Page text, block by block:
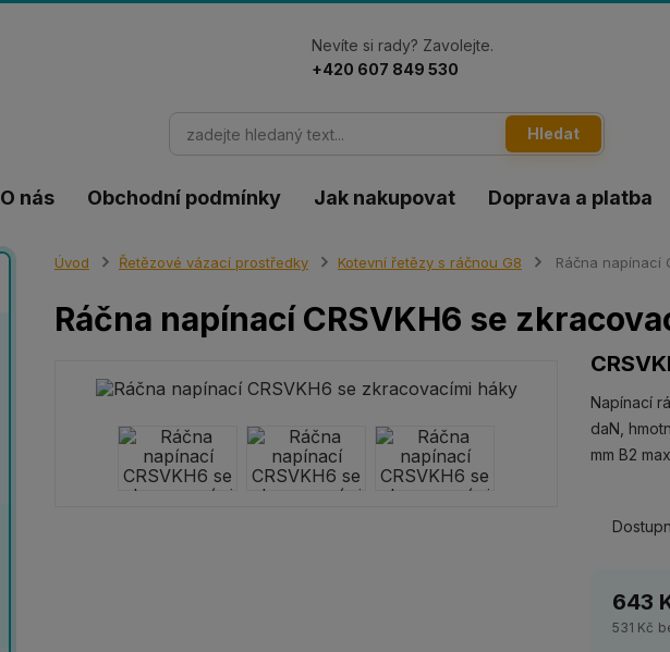
O nás Obchodní podmínky Jak nakupovat Doprava a platba
Hledat
Nevíte si rady? Zavolejte.
+420 607 849 530
Úvod Řetězové vázací prostředky Kotevní řetězy s ráčnou G8 Ráčna napínací
Ráčna napínací CRSVKH6 se
Napínací
daN,
mm B2
643
531 Kč